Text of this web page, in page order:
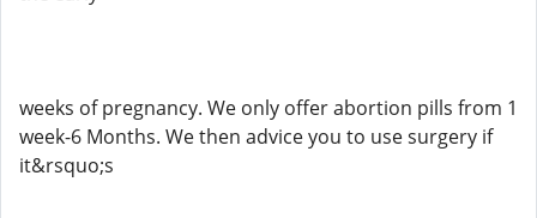
weeks of pregnancy. We only offer abortion pills from 1
week-6 Months. We then advice you to use surgery if
it&rsquo;s